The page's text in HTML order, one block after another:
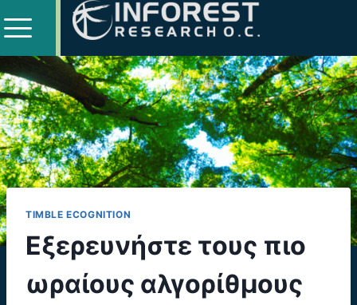
TIMBLE ECOGNITION
Εξερευνήστε τους πιο
ωραίους αλγορίθμους